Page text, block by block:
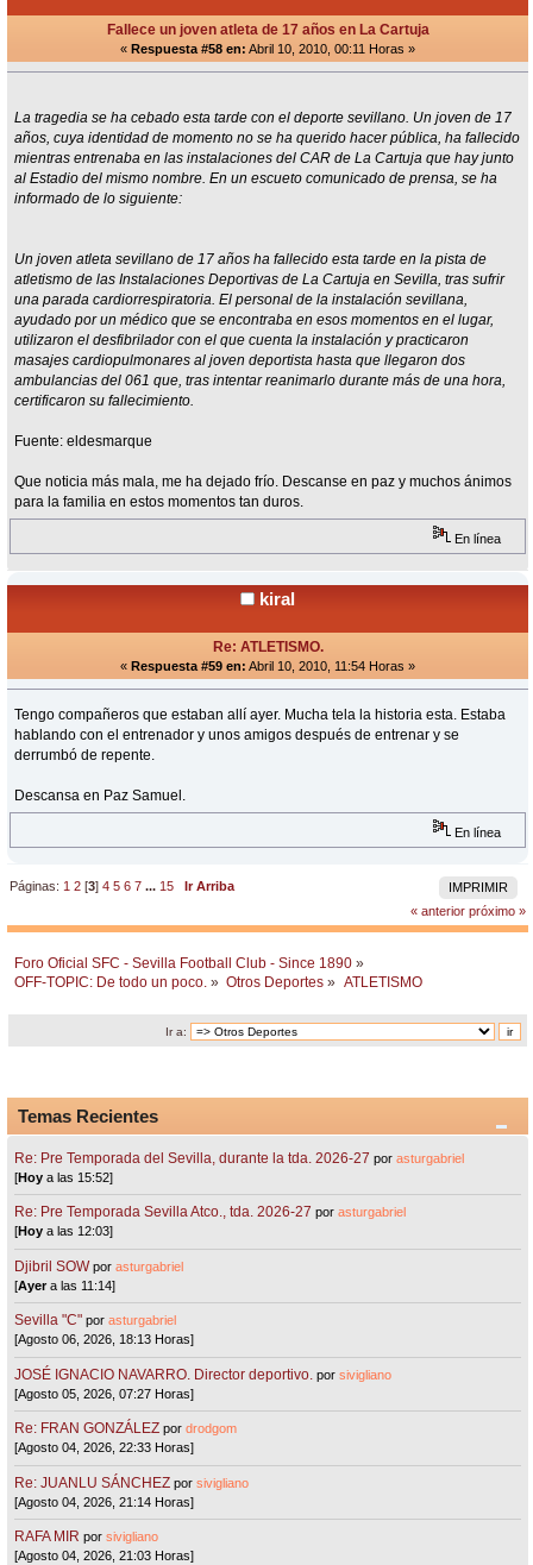
Fallece un joven atleta de 17 años en La Cartuja
« Respuesta #58 en: Abril 10, 2010, 00:11 Horas »
La tragedia se ha cebado esta tarde con el deporte sevillano. Un joven de 17
años, cuya identidad de momento no se ha querido hacer pública, ha fallecido
mientras entrenaba en las instalaciones del CAR de La Cartuja que hay junto
al Estadio del mismo nombre. En un escueto comunicado de prensa, se ha
informado de lo siguiente:
Un joven atleta sevillano de 17 años ha fallecido esta tarde en la pista de
atletismo de las Instalaciones Deportivas de La Cartuja en Sevilla, tras sufrir
una parada cardiorrespiratoria. El personal de la instalación sevillana,
ayudado por un médico que se encontraba en esos momentos en el lugar,
utilizaron el desfibrilador con el que cuenta la instalación y practicaron
masajes cardiopulmonares al joven deportista hasta que llegaron dos
ambulancias del 061 que, tras intentar reanimarlo durante más de una hora,
certificaron su fallecimiento.
Fuente: eldesmarque
Que noticia más mala, me ha dejado frío. Descanse en paz y muchos ánimos
para la familia en estos momentos tan duros.
En línea
kiral
Re: ATLETISMO.
« Respuesta #59 en: Abril 10, 2010, 11:54 Horas »
Tengo compañeros que estaban allí ayer. Mucha tela la historia esta. Estaba
hablando con el entrenador y unos amigos después de entrenar y se
derrumbó de repente.
Descansa en Paz Samuel.
En línea
IMPRIMIR
Páginas: 1 2 [3]4 5 6 7 ... 15
Ir Arriba
« anterior próximo »
Foro Oficial SFC - Sevilla Football Club - Since 1890 »
OFF-TOPIC: De todo un poco. » Otros Deportes » ATLETISMO
Ir a:
Temas Recientes
Re: Pre Temporada del Sevilla, durante la tda. 2026-27 porasturgabriel
[Hoy a las 15:52]
Re: Pre Temporada Sevilla Atco., tda. 2026-27 porasturgabriel
[Hoy a las 12:03]
Djibril SOW porasturgabriel
[Ayera las 11:14]
Sevilla "C"porasturgabriel
[Agosto 06, 2026, 18:13 Horas]
JOSÉ IGNACIO NAVARRO. Director deportivo. porsivigliano
[Agosto 05, 2026, 07:27 Horas]
Re: FRAN GONZÁLEZ pordrodgom
[Agosto 04, 2026, 22:33 Horas]
Re: JUANLU SÁNCHEZ porsivigliano
[Agosto 04, 2026, 21:14 Horas]
RAFA MIR porsivigliano
[Agosto 04, 2026, 21:03 Horas]